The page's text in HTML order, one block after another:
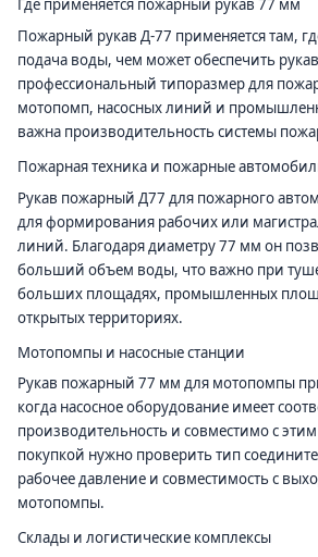
Где применяется пожарный рукав 77 мм
Пожарный рукав Д-77 применяется там,
подача воды, чем может обеспечить
профессиональный типоразмер для
мотопомп, насосных линий и
важна производительность системы
Пожарная техника и пожарные
Рукав пожарный Д77 для пожарного
для формирования рабочих или
линий. Благодаря диаметру 77 мм он
больший объем воды, что важно при
больших площадях, промышленных
открытых территориях.
Мотопомпы и насосные станции
Рукав пожарный 77 мм для мотопомпы
когда насосное оборудование имеет
производительность и совместимо с
покупкой нужно проверить тип
рабочее давление и совместимость с
мотопомпы.
Склады и логистические комплексы